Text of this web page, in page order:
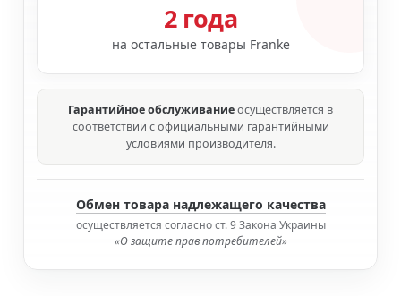
2 года
на остальные товары Franke
Гарантийное обслуживаниеосуществляется в
соответствии с официальными гарантийными
условиями производителя.
Обмен товара надлежащего качества
осуществляется согласно ст. 9 Закона Украины
«О защите прав потребителей»